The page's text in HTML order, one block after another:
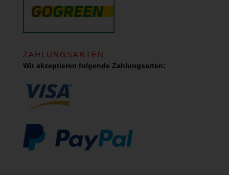
ZAHLUNGSARTEN
Wir akzeptieren folgende Zahlungsarten: